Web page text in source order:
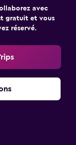
avec
gratuit et vous
réservé.